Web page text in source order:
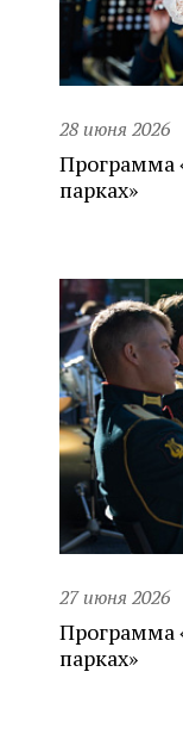
28 июня 2026
Программа
парках»
27 июня 2026
Программа
парках»